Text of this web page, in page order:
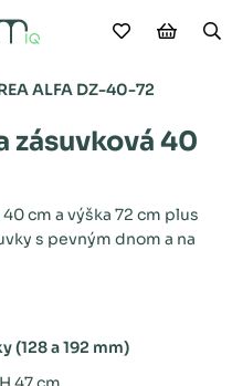
Moje
ALFA DZ-40-72
zásuvková 40
cm a výška 72 cm plus
s pevným dnom a na
(128 a 192 mm)